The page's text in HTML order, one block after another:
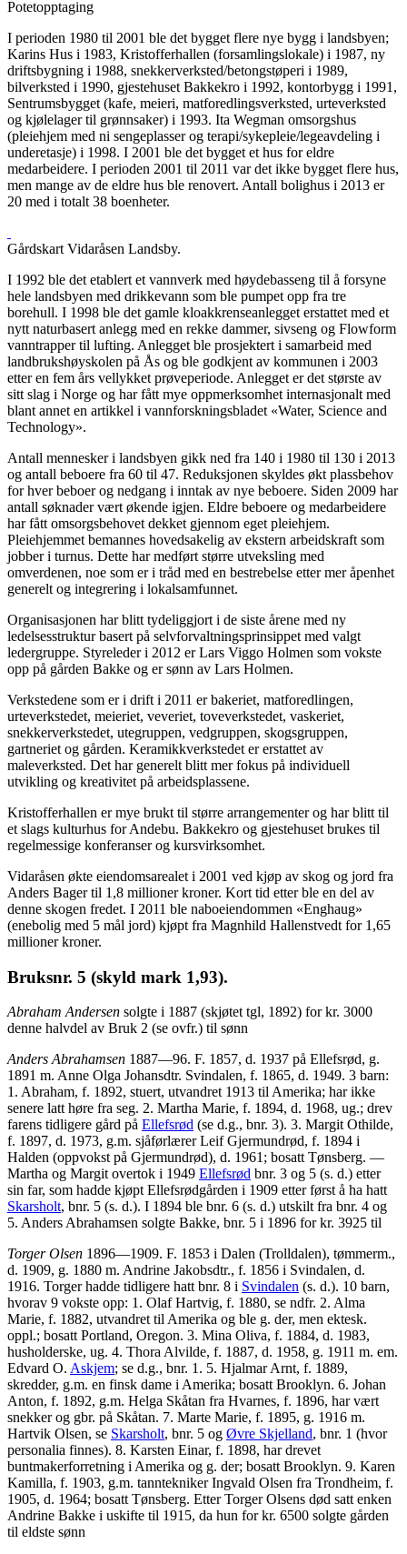
Potetopptaging
I perioden 1980 til 2001 ble det bygget flere nye bygg i landsbyen;
Karins Hus i 1983, Kristofferhallen (forsamlingslokale) i 1987, ny
driftsbygning i 1988, snekkerverksted/betongstøperi i 1989,
bilverksted i 1990, gjestehuset Bakkekro i 1992, kontorbygg i 1991,
Sentrumsbygget (kafe, meieri, matforedlingsverksted, urteverksted
og kjølelager til grønnsaker) i 1993. Ita Wegman omsorgshus
(pleiehjem med ni sengeplasser og terapi/sykepleie/legeavdeling i
underetasje) i 1998. I 2001 ble det bygget et hus for eldre
medarbeidere. I perioden 2001 til 2011 var det ikke bygget flere hus,
men mange av de eldre hus ble renovert. Antall bolighus i 2013 er
20 med i totalt 38 boenheter.
Gårdskart Vidaråsen Landsby.
I 1992 ble det etablert et vannverk med høydebasseng til å forsyne
hele landsbyen med drikkevann som ble pumpet opp fra tre
borehull. I 1998 ble det gamle kloakkrenseanlegget erstattet med et
nytt naturbasert anlegg med en rekke dammer, sivseng og Flowform
vanntrapper til lufting. Anlegget ble prosjektert i samarbeid med
landbrukshøyskolen på Ås og ble godkjent av kommunen i 2003
etter en fem års vellykket prøveperiode. Anlegget er det største av
sitt slag i Norge og har fått mye oppmerksomhet internasjonalt med
blant annet en artikkel i vannforskningsbladet «Water, Science and
Technology».
Antall mennesker i landsbyen gikk ned fra 140 i 1980 til 130 i 2013
og antall beboere fra 60 til 47. Reduksjonen skyldes økt plassbehov
for hver beboer og nedgang i inntak av nye beboere. Siden 2009 har
antall søknader vært økende igjen. Eldre beboere og medarbeidere
har fått omsorgsbehovet dekket gjennom eget pleiehjem.
Pleiehjemmet bemannes hovedsakelig av ekstern arbeidskraft som
jobber i turnus. Dette har medført større utveksling med
omverdenen, noe som er i tråd med en bestrebelse etter mer åpenhet
generelt og integrering i lokalsamfunnet.
Organisasjonen har blitt tydeliggjort i de siste årene med ny
ledelsesstruktur basert på selvforvaltningsprinsippet med valgt
ledergruppe. Styreleder i 2012 er Lars Viggo Holmen som vokste
opp på gården Bakke og er sønn av Lars Holmen.
Verkstedene som er i drift i 2011 er bakeriet, matforedlingen,
urteverkstedet, meieriet, veveriet, toveverkstedet, vaskeriet,
snekkerverkstedet, utegruppen, vedgruppen, skogsgruppen,
gartneriet og gården. Keramikkverkstedet er erstattet av
maleverksted. Det har generelt blitt mer fokus på individuell
utvikling og kreativitet på arbeidsplassene.
Kristofferhallen er mye brukt til større arrangementer og har blitt til
et slags kulturhus for Andebu. Bakkekro og gjestehuset brukes til
regelmessige konferanser og kursvirksomhet.
Vidaråsen økte eiendomsarealet i 2001 ved kjøp av skog og jord fra
Anders Bager til 1,8 millioner kroner. Kort tid etter ble en del av
denne skogen fredet. I 2011 ble naboeiendommen «Enghaug»
(enebolig med 5 mål jord) kjøpt fra Magnhild Hallenstvedt for 1,65
millioner kroner.
Bruksnr. 5 (skyld mark 1,93).
Abraham Andersen solgte i 1887 (skjøtet tgl, 1892) for kr. 3000
denne halvdel av Bruk 2 (se ovfr.) til sønn
Anders Abrahamsen 1887—96. F. 1857, d. 1937 på Ellefsrød, g.
1891 m. Anne Olga Johansdtr. Svindalen, f. 1865, d. 1949. 3 barn:
1. Abraham, f. 1892, stuert, utvandret 1913 til Amerika; har ikke
senere latt høre fra seg. 2. Martha Marie, f. 1894, d. 1968, ug.; drev
farens tidligere gård på Ellefsrød (se d.g., bnr. 3). 3. Margit Othilde,
f. 1897, d. 1973, g.m. sjåførlærer Leif Gjermundrød, f. 1894 i
Halden (oppvokst på Gjermundrød), d. 1961; bosatt Tønsberg. —
Martha og Margit overtok i 1949 Ellefsrød bnr. 3 og 5 (s. d.) etter
sin far, som hadde kjøpt Ellefsrødgården i 1909 etter først å ha hatt
Skarsholt, bnr. 5 (s. d.). I 1894 ble bnr. 6 (s. d.) utskilt fra bnr. 4 og
5. Anders Abrahamsen solgte Bakke, bnr. 5 i 1896 for kr. 3925 til
Torger Olsen 1896—1909. F. 1853 i Dalen (Trolldalen), tømmerm.,
d. 1909, g. 1880 m. Andrine Jakobsdtr., f. 1856 i Svindalen, d.
1916. Torger hadde tidligere hatt bnr. 8 i Svindalen (s. d.). 10 barn,
hvorav 9 vokste opp: 1. Olaf Hartvig, f. 1880, se ndfr. 2. Alma
Marie, f. 1882, utvandret til Amerika og ble g. der, men ektesk.
oppl.; bosatt Portland, Oregon. 3. Mina Oliva, f. 1884, d. 1983,
husholderske, ug. 4. Thora Alvilde, f. 1887, d. 1958, g. 1911 m. em.
Edvard O. Askjem; se d.g., bnr. 1. 5. Hjalmar Arnt, f. 1889,
skredder, g.m. en finsk dame i Amerika; bosatt Brooklyn. 6. Johan
Anton, f. 1892, g.m. Helga Skåtan fra Hvarnes, f. 1896, har vært
snekker og gbr. på Skåtan. 7. Marte Marie, f. 1895, g. 1916 m.
Hartvik Olsen, se Skarsholt, bnr. 5 og Øvre Skjelland, bnr. 1 (hvor
personalia finnes). 8. Karsten Einar, f. 1898, har drevet
buntmakerforretning i Amerika og g. der; bosatt Brooklyn. 9. Karen
Kamilla, f. 1903, g.m. tanntekniker Ingvald Olsen fra Trondheim, f.
1905, d. 1964; bosatt Tønsberg. Etter Torger Olsens død satt enken
Andrine Bakke i uskifte til 1915, da hun for kr. 6500 solgte gården
til eldste sønn